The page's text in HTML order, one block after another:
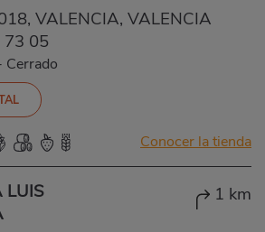
VALENCIA, VALENCIA
05
Cerrado
Conocer la tienda
LUIS
1 km